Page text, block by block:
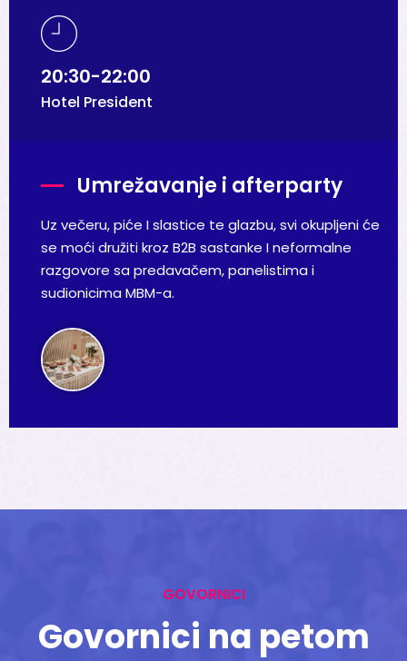
20:30-22:00
Hotel President
Umrežavanje i afterparty
Uz večeru, piće I slastice te glazbu, svi okupljeni će
se moći družiti kroz B2B sastanke I neformalne
razgovore sa predavačem, panelistima i
sudionicima MBM-a.
GOVORNICI
Govornici na petom